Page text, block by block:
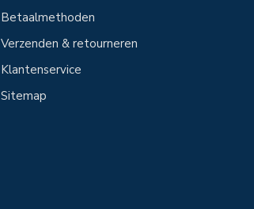
Betaalmethoden
Verzenden & retourneren
Klantenservice
Sitemap